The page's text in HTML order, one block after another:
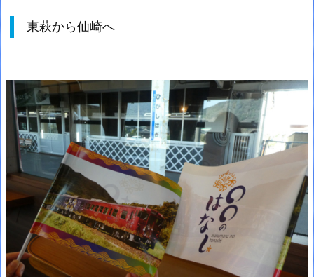
東萩から仙崎へ